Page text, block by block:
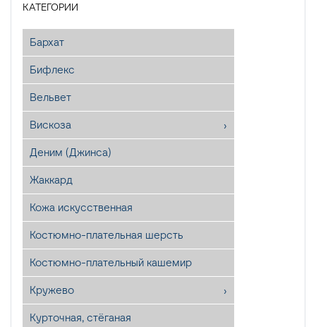
КАТЕГОРИИ
Бархат
Бифлекс
Вельвет
Вискоза
Деним (Джинса)
Жаккард
Кожа искусственная
Костюмно-плательная шерсть
Костюмно-плательный кашемир
Кружево
Курточная, стёганая